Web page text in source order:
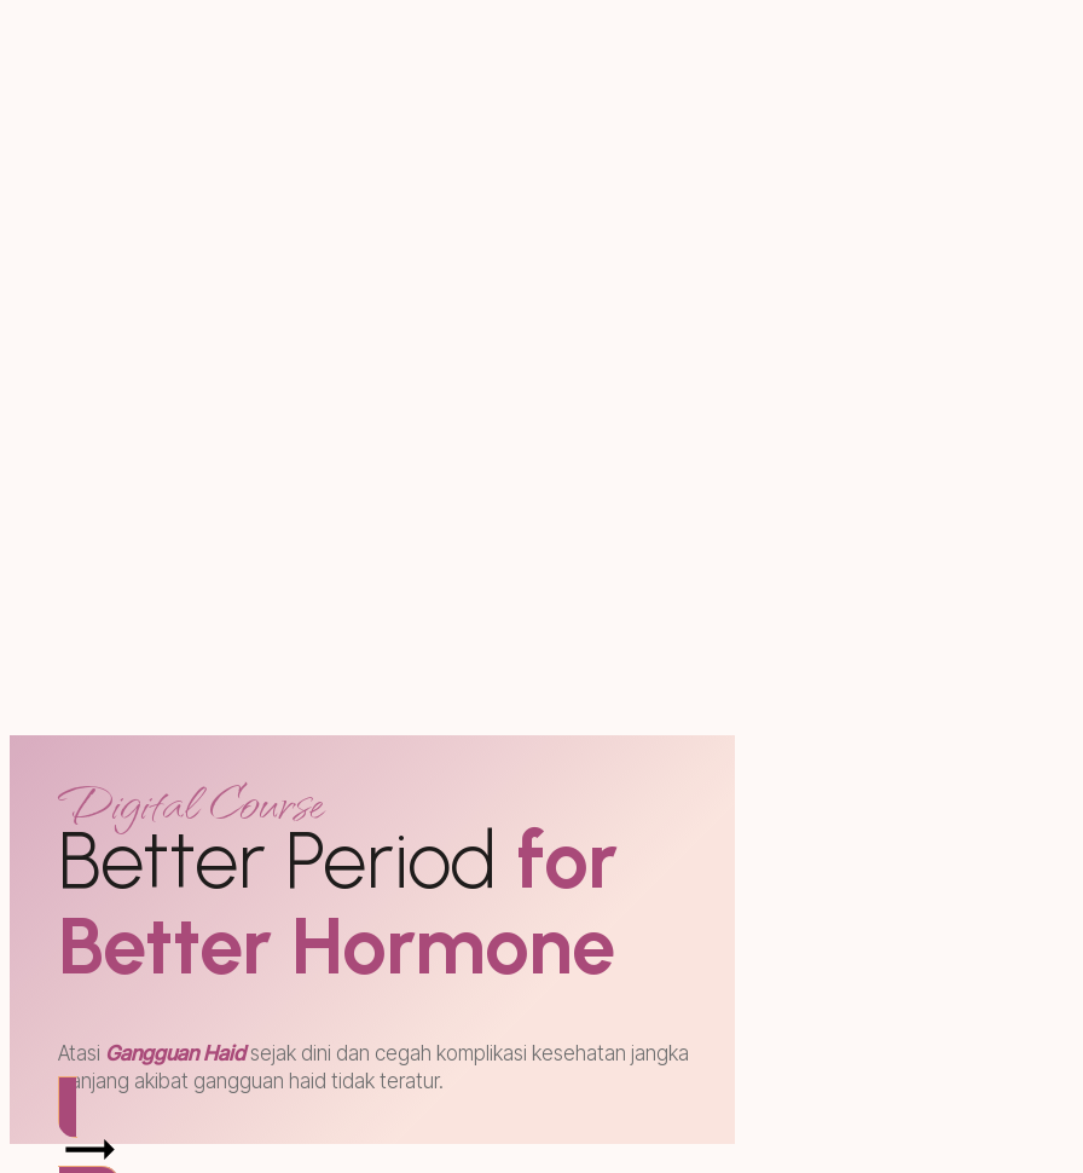
Digital Course
Better Period for
Better Hormone
Atasi Gangguan Haidsejak dini dan cegah komplikasi kesehatan jangka
panjang akibat gangguan haid tidak teratur.